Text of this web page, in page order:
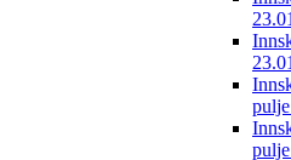
pulje